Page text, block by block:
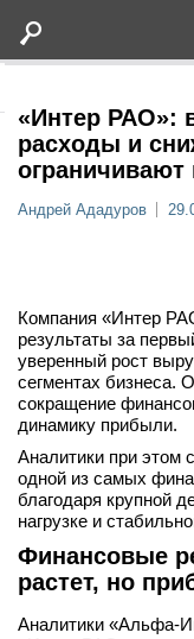
Статьи
Новости
Интервью
вконтакте
телеграм
«Интер РАО»:
расходы и
Андрей Ададуров
Компания «Интер
результаты за
уверенный рост
сегментах бизнеса.
сокращение
динамику прибыли.
Аналитики при этом
одной из самых
благодаря крупной
нагрузке и
Финансовые
растет, но
Аналитики «Альфа-